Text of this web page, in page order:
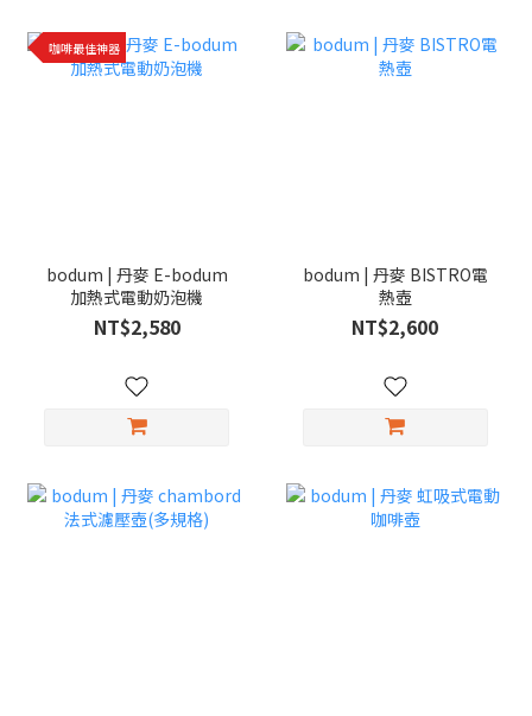
咖啡最佳神器
bodum | 丹麥 E-bodum
加熱式電動奶泡機
NT$2,580
bodum | 丹麥 BISTRO電
熱壺
NT$2,600